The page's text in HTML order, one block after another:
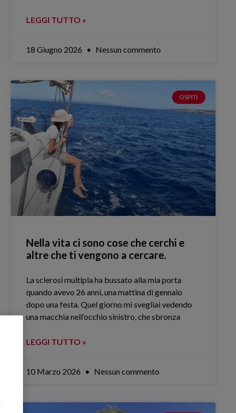
LEGGI TUTTO »
18 Giugno 2026 Nessun commento
OSPITI
Nella vita ci sono cose che cerchi e
altre che ti vengono a cercare.
La sclerosi multipla ha bussato alla mia porta
quando avevo 26 anni, una mattina di gennaio
dopo una festa. Quel giorno mi svegliai vedendo
una macchia nell’occhio sinistro, che sbronza
LEGGI TUTTO »
10 Marzo 2026 Nessun commento